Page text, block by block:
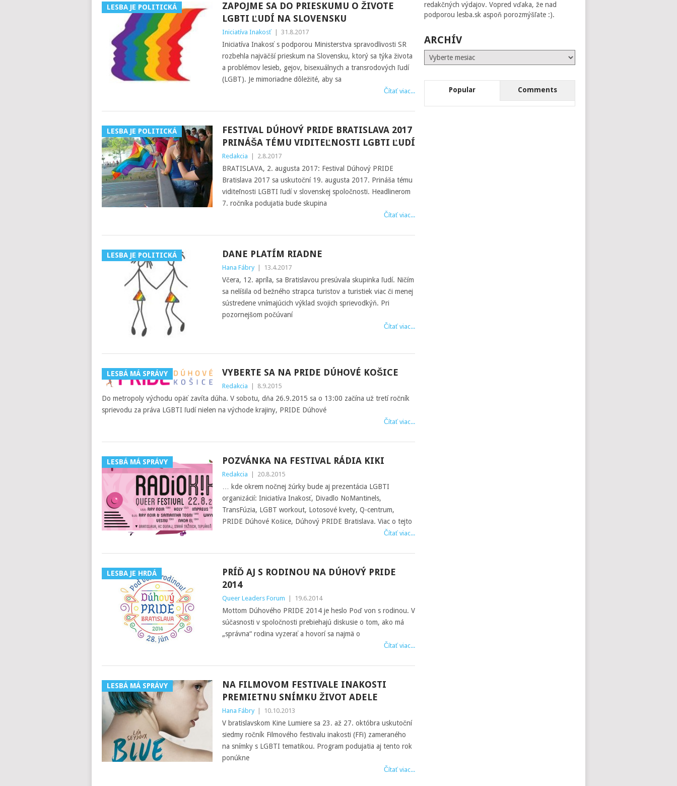
LESBA JE POLITICKÁ
ZAPOJME SA DO PRIESKUMU O ŽIVOTE
LGBTI ĽUDÍ NA SLOVENSKU
Iniciatíva Inakosť 31.8.2017
Iniciatíva Inakosť s podporou Ministerstva spravodlivosti SR
rozbehla najväčší prieskum na Slovensku, ktorý sa týka života
a problémov lesieb, gejov, bisexuálnych a transrodových ľudí
(LGBT). Je mimoriadne dôležité, aby sa
Čítať viac...
LESBA JE POLITICKÁ
FESTIVAL DÚHOVÝ PRIDE BRATISLAVA 2017
PRINÁŠA TÉMU VIDITEĽNOSTI LGBTI ĽUDÍ
Redakcia 2.8.2017
BRATISLAVA, 2. augusta 2017: Festival Dúhový PRIDE
Bratislava 2017 sa uskutoční 19. augusta 2017. Prináša tému
viditeľnosti LGBTI ľudí v slovenskej spoločnosti. Headlinerom
7. ročníka podujatia bude skupina
Čítať viac...
LESBA JE POLITICKÁ DANE PLATÍM RIADNE
Hana Fábry 13.4.2017
Včera, 12. apríla, sa Bratislavou presúvala skupinka ľudí. Ničím
sa nelíšila od bežného strapca turistov a turistiek viac či menej
sústredene vnímajúcich výklad svojich sprievodkýň. Pri
pozornejšom počúvaní
Čítať viac...
LESBÁ MÁ SPRÁVY VYBERTE SA NA PRIDE DÚHOVÉ KOŠICE
Redakcia 8.9.2015
Do metropoly východu opäť zavíta dúha. V sobotu, dňa 26.9.2015 sa o 13:00 začína už tretí ročník
sprievodu za práva LGBTI ľudí nielen na východe krajiny, PRIDE Dúhové
Čítať viac...
LESBÁ MÁ SPRÁVY POZVÁNKA NA FESTIVAL RÁDIA KIKI
Redakcia 20.8.2015
… kde okrem nočnej žúrky bude aj prezentácia LGBTI
organizácií: Iniciatíva Inakosť, Divadlo NoMantinels,
TransFúzia, LGBT workout, Lotosové kvety, Q-centrum,
PRIDE Dúhové Košice, Dúhový PRIDE Bratislava. Viac o tejto
Čítať viac...
LESBA JE HRDÁ
PRÍĎ AJ S RODINOU NA DÚHOVÝ PRIDE
2014
Queer Leaders Forum 19.6.2014
Mottom Dúhového PRIDE 2014 je heslo Poď von s rodinou. V
súčasnosti v spoločnosti prebiehajú diskusie o tom, ako má
„správna“ rodina vyzerať a hovorí sa najmä o
Čítať viac...
LESBÁ MÁ SPRÁVY
NA FILMOVOM FESTIVALE INAKOSTI
PREMIETNU SNÍMKU ŽIVOT ADELE
Hana Fábry 10.10.2013
V bratislavskom Kine Lumiere sa 23. až 27. októbra uskutoční
siedmy ročník Filmového festivalu inakosti (FFi) zameraného
na snímky s LGBTI tematikou. Program podujatia aj tento rok
ponúkne
Čítať viac...
redakčných výdajov. Vopred vďaka, že nad
podporou lesba.sk aspoň porozmýšľate :).
ARCHÍV
Archív
Popular Comments